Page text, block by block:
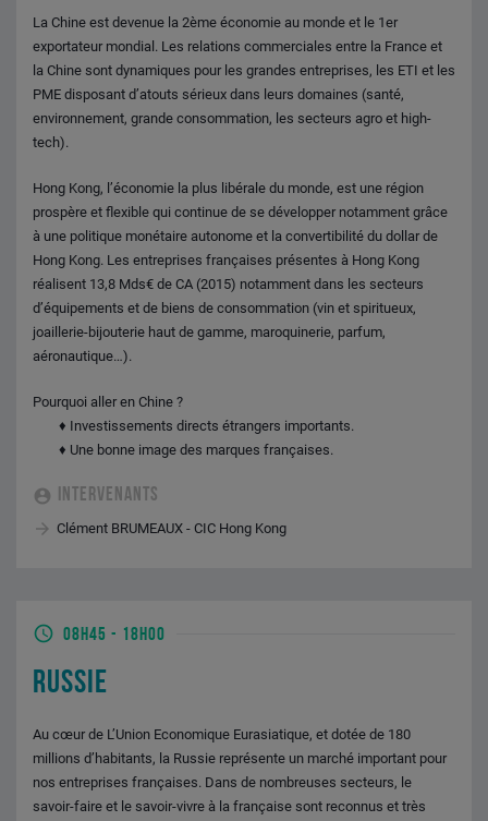
La Chine est devenue la 2ème économie au monde et le 1er
exportateur mondial. Les relations commerciales entre la France et
la Chine sont dynamiques pour les grandes entreprises, les ETI et les
PME disposant d’atouts sérieux dans leurs domaines (santé,
environnement, grande consommation, les secteurs agro et high-
tech).
Hong Kong, l’économie la plus libérale du monde, est une région
prospère et flexible qui continue de se développer notamment grâce
à une politique monétaire autonome et la convertibilité du dollar de
Hong Kong. Les entreprises françaises présentes à Hong Kong
réalisent 13,8 Mds€ de CA (2015) notamment dans les secteurs
d’équipements et de biens de consommation (vin et spiritueux,
joaillerie-bijouterie haut de gamme, maroquinerie, parfum,
aéronautique…).
Pourquoi aller en Chine ?
♦ Investissements directs étrangers importants.
♦ Une bonne image des marques françaises.
INTERVENANTS
Clément BRUMEAUX - CIC Hong Kong
08H45 - 18H00
RUSSIE
Au cœur de L’Union Economique Eurasiatique, et dotée de 180
millions d’habitants, la Russie représente un marché important pour
nos entreprises françaises. Dans de nombreuses secteurs, le
savoir-faire et le savoir-vivre à la française sont reconnus et très